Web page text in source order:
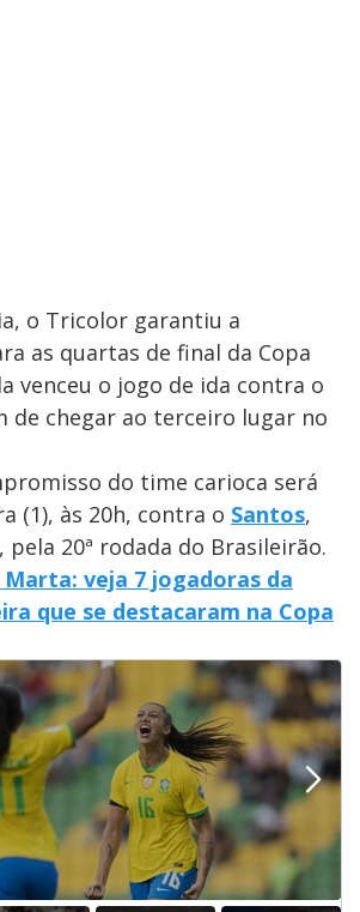
o Tricolor garantiu a
as quartas de final da Copa
venceu o jogo de ida contra o
de chegar ao terceiro lugar no
do time carioca será
(1), às 20h, contra o Santos,
pela 20ª rodada do Brasileirão.
veja 7 jogadoras da
que se destacaram na Copa